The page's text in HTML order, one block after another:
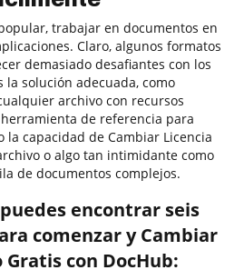
trabajar en documentos en
Claro, algunos formatos
demasiado desafiantes con los
solución adecuada, como
archivo con recursos
de referencia para
la capacidad de Cambiar Licencia
o algo tan intimidante como
de documentos complejos.
encontrar seis
comenzar y Cambiar
Gratis con DocHub: